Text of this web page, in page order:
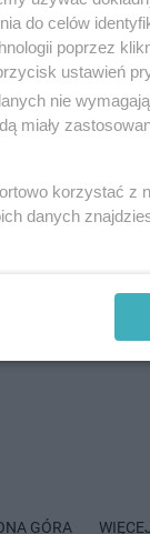
POLSACIE
poza
GÓRA
do celów
poprzez
ustawień
nie
miały
korzystać z
danych